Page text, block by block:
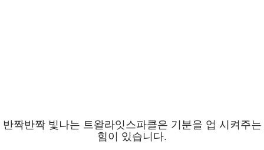
반짝반짝 빛나는 트왈라잇스파클은 기분을 업 시켜주는
힘이 있습니다.